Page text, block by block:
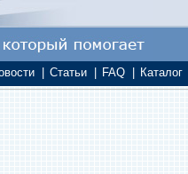
Статьи FAQ Каталог